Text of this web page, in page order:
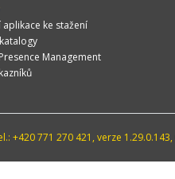
ke stažení
Management
+420 771 270 421, verze 1.29.0.143,